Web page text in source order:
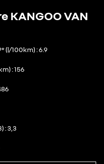
KANGOO VAN
(l/100km) 6.9
156
3,3